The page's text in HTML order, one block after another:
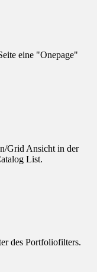
eine "Onepage"
Grid Ansicht in der
List.
des Portfoliofilters.